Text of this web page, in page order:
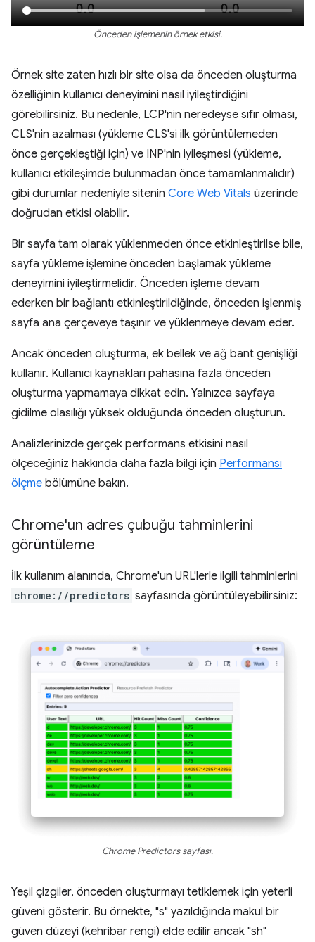
Önceden işlemenin örnek etkisi.
Örnek site zaten hızlı bir site olsa da önceden oluşturma
özelliğinin kullanıcı deneyimini nasıl iyileştirdiğini
görebilirsiniz. Bu nedenle, LCP'nin neredeyse sıfır olması,
CLS'nin azalması (yükleme CLS'si ilk görüntülemeden
önce gerçekleştiği için) ve INP'nin iyileşmesi (yükleme,
kullanıcı etkileşimde bulunmadan önce tamamlanmalıdır)
gibi durumlar nedeniyle sitenin Core Web Vitals üzerinde
doğrudan etkisi olabilir.
Bir sayfa tam olarak yüklenmeden önce etkinleştirilse bile,
sayfa yükleme işlemine önceden başlamak yükleme
deneyimini iyileştirmelidir. Önceden işleme devam
ederken bir bağlantı etkinleştirildiğinde, önceden işlenmiş
sayfa ana çerçeveye taşınır ve yüklenmeye devam eder.
Ancak önceden oluşturma, ek bellek ve ağ bant genişliği
kullanır. Kullanıcı kaynakları pahasına fazla önceden
oluşturma yapmamaya dikkat edin. Yalnızca sayfaya
gidilme olasılığı yüksek olduğunda önceden oluşturun.
Analizlerinizde gerçek performans etkisini nasıl
ölçeceğiniz hakkında daha fazla bilgi için Performansı
ölçme bölümüne bakın.
Chrome'un adres çubuğu tahminlerini
görüntüleme
İlk kullanım alanında, Chrome'un URL'lerle ilgili tahminlerini
chrome://predictors sayfasında görüntüleyebilirsiniz:
Chrome Predictors sayfası.
Yeşil çizgiler, önceden oluşturmayı tetiklemek için yeterli
güveni gösterir. Bu örnekte, "s" yazıldığında makul bir
güven düzeyi (kehribar rengi) elde edilir ancak "sh"